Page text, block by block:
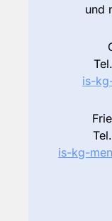
und
Tel.
is-
is-kg-